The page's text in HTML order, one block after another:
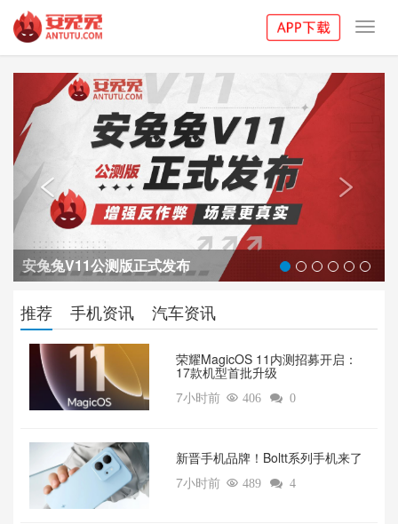
安兔兔V11公测版正式发布

Previous

推荐 手机资讯 汽车资讯
荣耀MagicOS 11内测招募开启：
17款机型首批升级
7小时前  406  0
新晋手机品牌！Boltt系列手机来了
7小时前  489  4